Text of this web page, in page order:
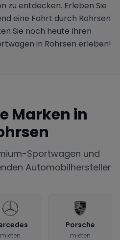
zu entdecken. Erleben Sie
eine Fahrt durch Rohrsen
Sie noch heute Ihren
in Rohrsen erleben!
Marken in
Sportwagen und
Automobilhersteller
mieten
Porsche
mieten